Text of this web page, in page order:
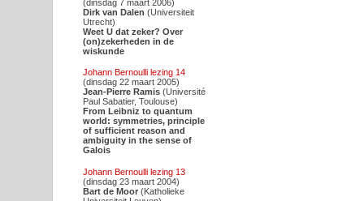
(dinsdag 7 maart 2006)
Dirk van Dalen (Universiteit
Utrecht)
Weet U dat zeker? Over
(on)zekerheden in de
wiskunde
Johann Bernoulli lezing 14
(dinsdag 22 maart 2005)
Jean-Pierre Ramis (Université
Paul Sabatier, Toulouse)
From Leibniz to quantum
world: symmetries, principle
of sufficient reason and
ambiguity in the sense of
Galois
Johann Bernoulli lezing 13
(dinsdag 23 maart 2004)
Bart de Moor (Katholieke